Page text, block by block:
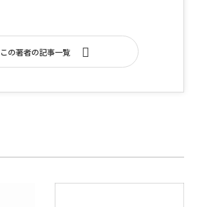
この著者の記事一覧